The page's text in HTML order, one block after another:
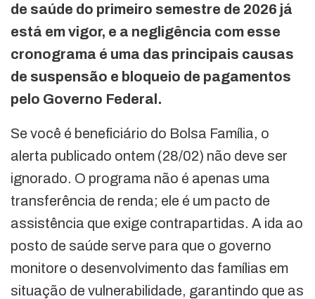
de saúde do primeiro semestre de 2026 já
está em vigor, e a negligência com esse
cronograma é uma das principais causas
de suspensão e bloqueio de pagamentos
pelo Governo Federal.
Se você é beneficiário do Bolsa Família, o
alerta publicado ontem (28/02) não deve ser
ignorado. O programa não é apenas uma
transferência de renda; ele é um pacto de
assistência que exige contrapartidas. A ida ao
posto de saúde serve para que o governo
monitore o desenvolvimento das famílias em
situação de vulnerabilidade, garantindo que as